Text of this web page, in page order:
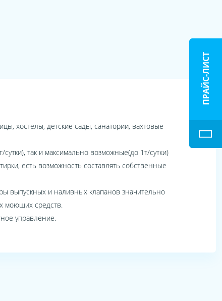
хостелы, детские сады, санатории, вахтовые
так и максимально возможные(до 1т/сутки)
есть возможность составлять собственные
выпускных и наливных клапанов значительно
моющих средств.
управление.
ПРАЙС-ЛИСТ